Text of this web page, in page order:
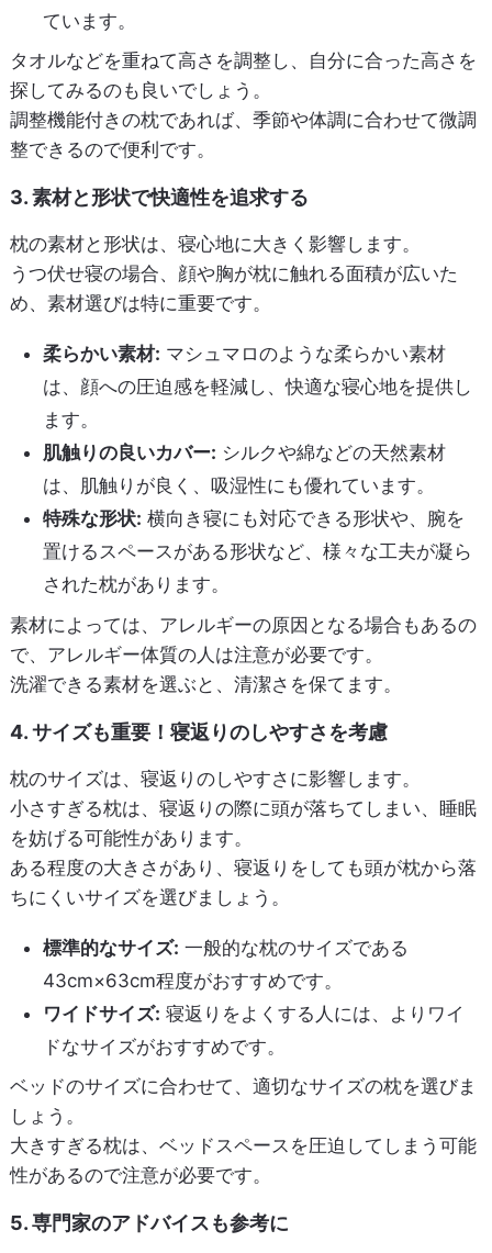
ています。
タオルなどを重ねて高さを調整し、自分に合った高さを
探してみるのも良いでしょう。
調整機能付きの枕であれば、季節や体調に合わせて微調
整できるので便利です。
3. 素材と形状で快適性を追求する
枕の素材と形状は、寝心地に大きく影響します。
うつ伏せ寝の場合、顔や胸が枕に触れる面積が広いた
め、素材選びは特に重要です。
柔らかい素材: マシュマロのような柔らかい素材
は、顔への圧迫感を軽減し、快適な寝心地を提供し
ます。
肌触りの良いカバー: シルクや綿などの天然素材
は、肌触りが良く、吸湿性にも優れています。
特殊な形状: 横向き寝にも対応できる形状や、腕を
置けるスペースがある形状など、様々な工夫が凝ら
された枕があります。
素材によっては、アレルギーの原因となる場合もあるの
で、アレルギー体質の人は注意が必要です。
洗濯できる素材を選ぶと、清潔さを保てます。
4. サイズも重要！寝返りのしやすさを考慮
枕のサイズは、寝返りのしやすさに影響します。
小さすぎる枕は、寝返りの際に頭が落ちてしまい、睡眠
を妨げる可能性があります。
ある程度の大きさがあり、寝返りをしても頭が枕から落
ちにくいサイズを選びましょう。
標準的なサイズ: 一般的な枕のサイズである
43cm×63cm程度がおすすめです。
ワイドサイズ: 寝返りをよくする人には、よりワイ
ドなサイズがおすすめです。
ベッドのサイズに合わせて、適切なサイズの枕を選びま
しょう。
大きすぎる枕は、ベッドスペースを圧迫してしまう可能
性があるので注意が必要です。
5. 専門家のアドバイスも参考に